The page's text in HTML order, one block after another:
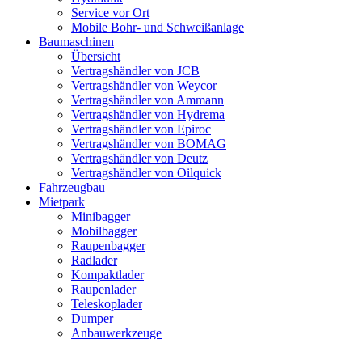
Service vor Ort
Mobile Bohr- und Schweißanlage
Baumaschinen
Übersicht
Vertragshändler von JCB
Vertragshändler von Weycor
Vertragshändler von Ammann
Vertragshändler von Hydrema
Vertragshändler von Epiroc
Vertragshändler von BOMAG
Vertragshändler von Deutz
Vertragshändler von Oilquick
Fahrzeugbau
Mietpark
Minibagger
Mobilbagger
Raupenbagger
Radlader
Kompaktlader
Raupenlader
Teleskoplader
Dumper
Anbauwerkzeuge